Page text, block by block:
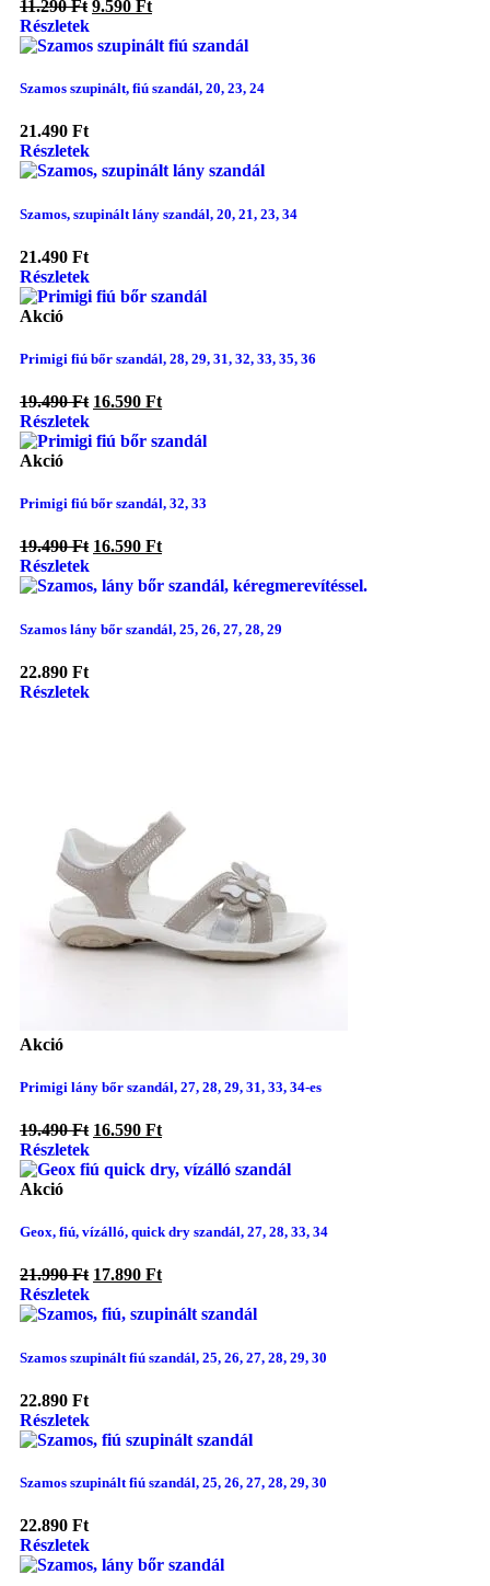
11.290Ft 9.590 Ft
Részletek
Szamos szupinált, fiú szandál, 20, 23, 24
21.490 Ft
Részletek
Szamos, szupinált lány szandál, 20, 21, 23, 34
21.490 Ft
Részletek
Akció
Primigi fiú bőr szandál, 28, 29, 31, 32, 33, 35, 36
19.490Ft 16.590 Ft
Részletek
Akció
Primigi fiú bőr szandál, 32, 33
19.490Ft 16.590 Ft
Részletek
Szamos lány bőr szandál, 25, 26, 27, 28, 29
22.890 Ft
Részletek
Akció
Primigi lány bőr szandál, 27, 28, 29, 31, 33, 34-es
19.490Ft 16.590 Ft
Részletek
Akció
Geox, fiú, vízálló, quick dry szandál, 27, 28, 33, 34
21.990Ft 17.890 Ft
Részletek
Szamos szupinált fiú szandál, 25, 26, 27, 28, 29, 30
22.890 Ft
Részletek
Szamos szupinált fiú szandál, 25, 26, 27, 28, 29, 30
22.890 Ft
Részletek